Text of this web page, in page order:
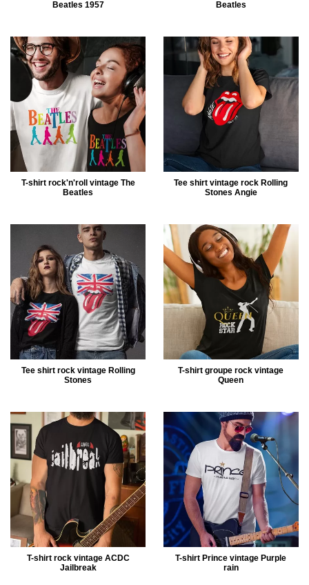
Beatles 1957
Beatles
T-shirt rock'n'roll vintage The
Beatles
Tee shirt vintage rock Rolling
Stones Angie
Tee shirt rock vintage Rolling
Stones
T-shirt groupe rock vintage
Queen
T-shirt rock vintage ACDC
Jailbreak
T-shirt Prince vintage Purple
rain